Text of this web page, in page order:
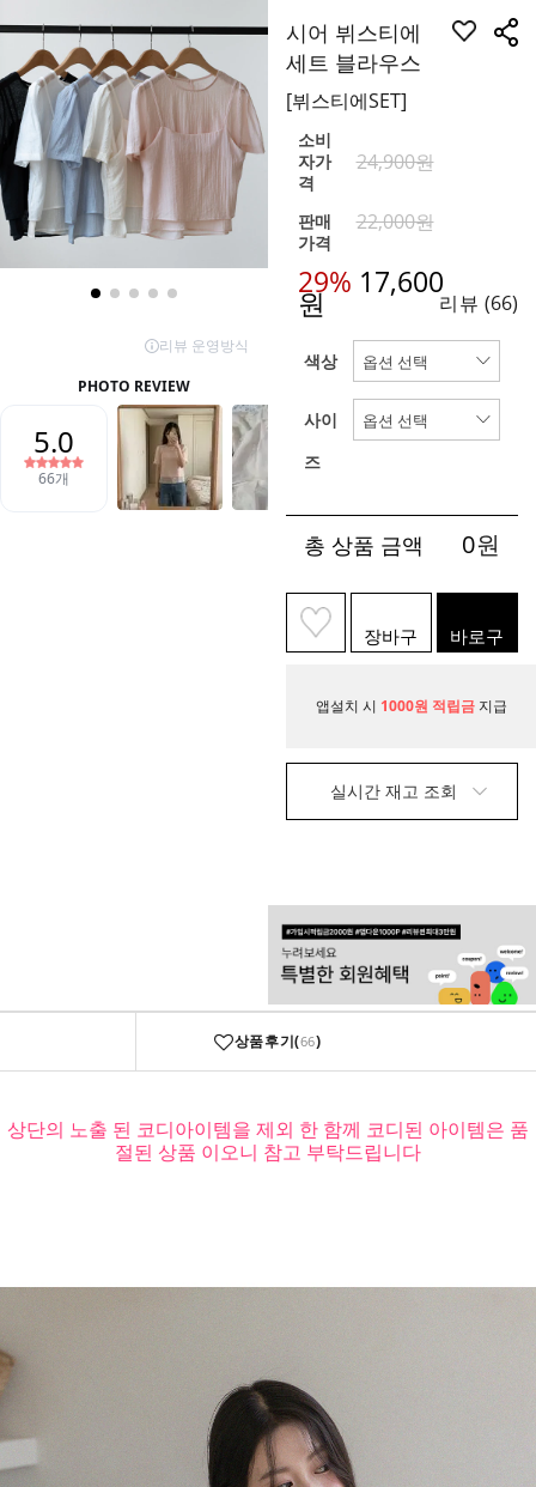
시어 뷔스티에
세트 블라우스
[뷔스티에SET]
소비
자가
격
24,900원
판매
가격
22,000원
29% 17,600
원 리뷰 (66)
색상
사이
즈
총 상품 금액 0원
장바구
니
바로구
매
앱설치 시 1000원 적립금 지급
실시간 재고 조회
상품후기(66)
상단의 노출 된 코디아이템을 제외 한 함께 코디된 아이템은 품
절된 상품 이오니 참고 부탁드립니다